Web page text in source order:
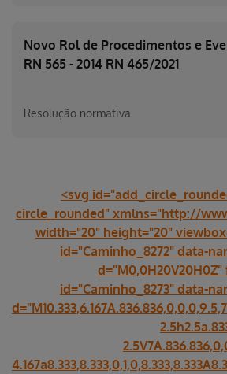
Novo Rol de Procedimentos e
RN 565 - 2014 RN 465/2021
Resolução normativa
<svg
circle_rounded" xmlns="http://
width="20" height="20"
id="Caminho_8272" data-
id="Caminho_8273" data-